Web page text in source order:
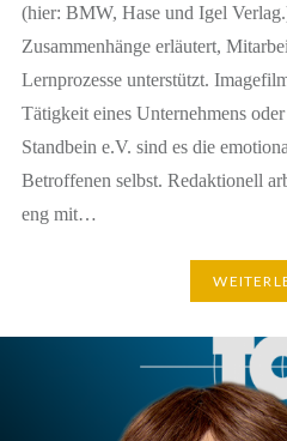
(hier: BMW, Hase und Igel
Zusammenhänge erläutert,
Lernprozesse unterstützt.
Tätigkeit eines Unternehmens
Standbein e.V. sind es die
Betroffenen selbst. Redaktionell
eng mit…